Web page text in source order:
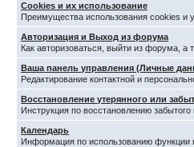
Cookies и их использование
Преимущества использования cookies и
Авторизация и Выход из форума
Как авторизоваться, выйти из форума, а
Ваша панель управления (Личные
Редактирование контактной и
Восстановление утерянного или
Инструкция по восстановлению забытого
Календарь
Информация по использованию функции